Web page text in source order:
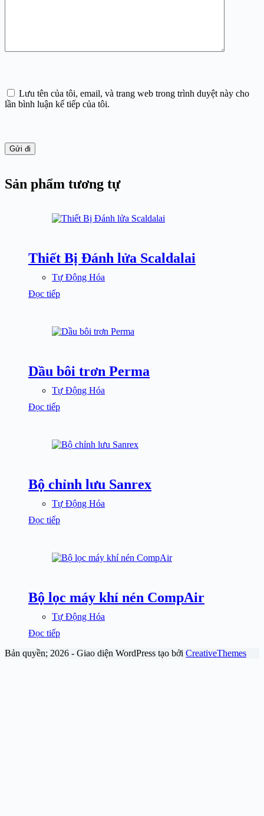
Lưu tên của tôi, email, và trang web trong trình duyệt này cho
lần bình luận kế tiếp của tôi.
Gửi đi
Sản phẩm tương tự
Thiết Bị Đánh lửa Scaldalai
Tự Động Hóa
Đọc tiếp
Dầu bôi trơn Perma
Tự Động Hóa
Đọc tiếp
Bộ chỉnh lưu Sanrex
Tự Động Hóa
Đọc tiếp
Bộ lọc máy khí nén CompAir
Tự Động Hóa
Đọc tiếp
Bản quyền; 2026 - Giao diện WordPress tạo bởi CreativeThemes